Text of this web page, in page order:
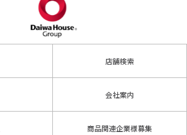
店舗検索
会社案内
商品関連企業様募集